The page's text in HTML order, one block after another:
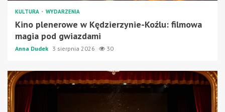
KULTURA WYDARZENIA
Kino plenerowe w Kędzierzynie-Koźlu: filmowa
magia pod gwiazdami
Anna Dudek 3 sierpnia 2026 30